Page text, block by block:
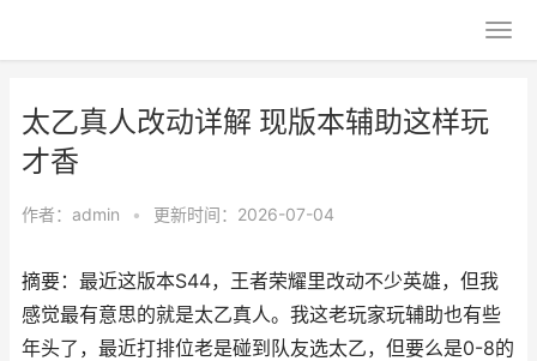
太乙真人改动详解 现版本辅助这样玩
才香
作者： admin • 更新时间：2026-07-04
摘要：最近这版本S44，王者荣耀里改动不少英雄，但我
感觉最有意思的就是太乙真人。我这老玩家玩辅助也有些
年头了，最近打排位老是碰到队友选太乙，但要么是0-8的